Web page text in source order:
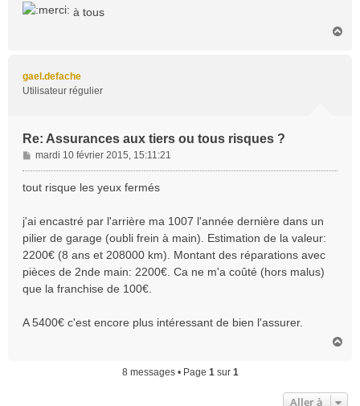
à tous
gael.defache
Utilisateur régulier
Re: Assurances aux tiers ou tous risques ?
M
e
s
g
e
mardi 10 février 2015, 15:11:21
tout risque les yeux fermés
j'ai encastré par l'arrière ma 1007 l'année dernière dans un
pilier de garage (oubli frein à main). Estimation de la valeur:
2200€ (8 ans et 208000 km). Montant des réparations avec
pièces de 2nde main: 2200€. Ca ne m'a coûté (hors malus)
que la franchise de 100€.
A 5400€ c'est encore plus intéressant de bien l'assurer.
8 messages • Page 1sur 1
Aller à